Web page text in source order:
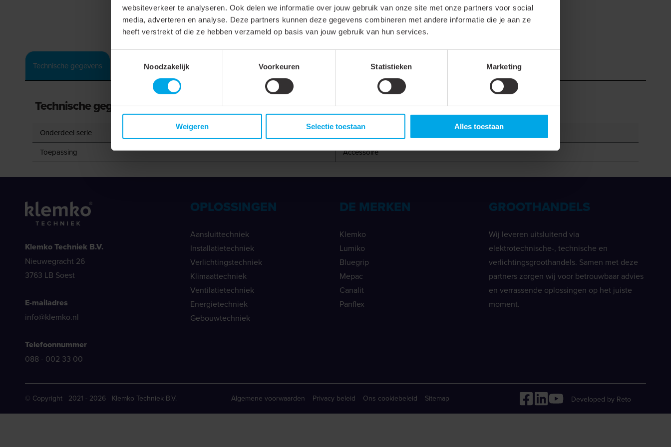
websiteverkeer te analyseren. Ook delen we informatie over jouw gebruik van onze site met onze partners voor social
media, adverteren en analyse. Deze partners kunnen deze gegevens combineren met andere informatie die je aan ze
heeft verstrekt of die ze hebben verzameld op basis van jouw gebruik van hun services.
Noodzakelijk
Voorkeuren Statistieken Marketing
Weigeren Selectie toestaan Alles toestaan
Technische gegevens
Technische gegevens
Onderdeel serie
Matrijs
Toepassing
Accessoire
Klemko Techniek B.V.
Nieuwegracht 26
3763 LB Soest
E-mailadres
info@klemko.nl
Telefoonnummer
088 - 002 33 00
OPLOSSINGEN
Aansluittechniek
Installatietechniek
Verlichtingstechniek
Klimaattechniek
Ventilatietechniek
Energietechniek
Gebouwtechniek
DE MERKEN
Klemko
Lumiko
Bluegrip
Mepac
Canalit
Panflex
GROOTHANDELS
Wij leveren uitsluitend via
elektrotechnische-, technische en
verlichtingsgroothandels. Samen met deze
partners zorgen wij voor betrouwbaar advies
en verrassende oplossingen op het juiste
moment.
© Copyright 2021 - 2026 Klemko Techniek B.V. Algemene voorwaarden Privacy beleid Ons cookiebeleid Sitemap Developed by Reto